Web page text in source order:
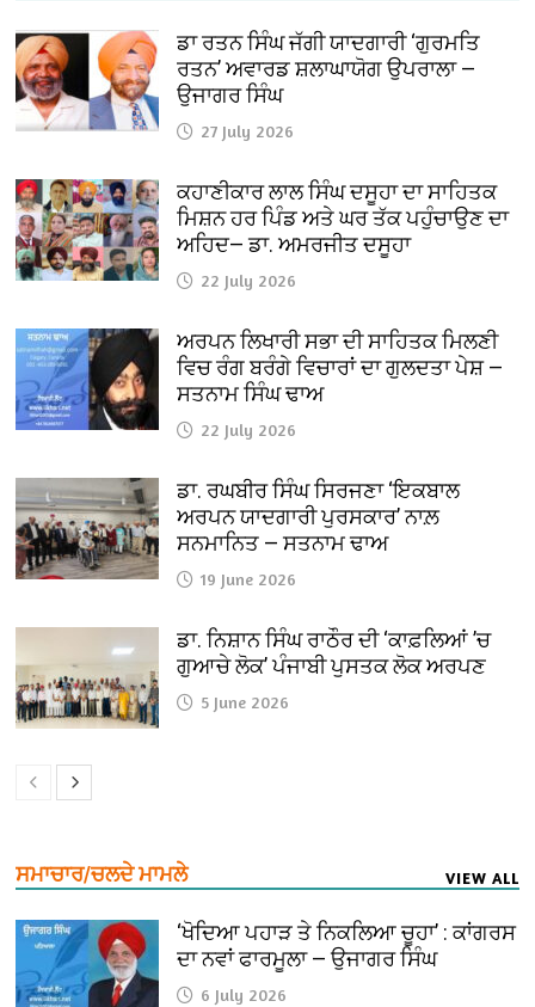
ਡਾ ਰਤਨ ਸਿੰਘ ਜੱਗੀ ਯਾਦਗਾਰੀ ‘ਗੁਰਮਤਿ
ਰਤਨ’ ਅਵਾਰਡ ਸ਼ਲਾਘਾਯੋਗ ਉਪਰਾਲਾ —
ਉਜਾਗਰ ਸਿੰਘ
27 July 2026
ਕਹਾਣੀਕਾਰ ਲਾਲ ਸਿੰਘ ਦਸੂਹਾ ਦਾ ਸਾਹਿਤਕ
ਮਿਸ਼ਨ ਹਰ ਪਿੰਡ ਅਤੇ ਘਰ ਤੱਕ ਪਹੁੰਚਾਉਣ ਦਾ
ਅਹਿਦ— ਡਾ. ਅਮਰਜੀਤ ਦਸੂਹਾ
22 July 2026
ਅਰਪਨ ਲਿਖਾਰੀ ਸਭਾ ਦੀ ਸਾਹਿਤਕ ਮਿਲਣੀ
ਵਿਚ ਰੰਗ ਬਰੰਗੇ ਵਿਚਾਰਾਂ ਦਾ ਗੁਲਦਤਾ ਪੇਸ਼ —
ਸਤਨਾਮ ਸਿੰਘ ਢਾਅ
22 July 2026
ਡਾ. ਰਘਬੀਰ ਸਿੰਘ ਸਿਰਜਣਾ ‘ਇਕਬਾਲ
ਅਰਪਨ ਯਾਦਗਾਰੀ ਪੁਰਸਕਾਰ’ ਨਾਲ਼
ਸਨਮਾਨਿਤ — ਸਤਨਾਮ ਢਾਅ
19 June 2026
ਡਾ. ਨਿਸ਼ਾਨ ਸਿੰਘ ਰਾਠੌਰ ਦੀ ‘ਕਾਫ਼ਲਿਆਂ ’ਚ
ਗੁਆਚੇ ਲੋਕ’ ਪੰਜਾਬੀ ਪੁਸਤਕ ਲੋਕ ਅਰਪਣ
5 June 2026
ਸਮਾਚਾਰ/ਚਲਦੇ ਮਾਮਲੇ VIEW ALL
‘ਖੋਦਿਆ ਪਹਾੜ ਤੇ ਨਿਕਲਿਆ ਚੂਹਾ’ : ਕਾਂਗਰਸ
ਦਾ ਨਵਾਂ ਫਾਰਮੂਲਾ — ਉਜਾਗਰ ਸਿੰਘ
6 July 2026